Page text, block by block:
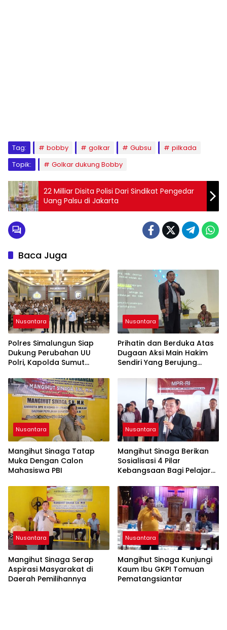
Tag: bobby golkar Gubsu
pilkada
Topik:
Golkar dukung Bobby
22 Milliar Disita Polisi Dari Sindikat Pengedar
Uang Palsu di Jakarta
Baca Juga
Nusantara
Polres Simalungun Siap
Dukung Perubahan UU
Polri, Kapolda Sumut
Penguatan
Profesionalisme dan
Akuntabilitas Personel
Nusantara
Prihatin dan Berduka Atas
Dugaan Aksi Main Hakim
Sendiri Yang Berujung
Nusantara
Mangihut Sinaga Tatap
Muka Dengan Calon
Mahasiswa PBI
Nusantara
Mangihut Sinaga Berikan
Sosialisasi 4 Pilar
Kebangsaan Bagi Pelajar
Nusantara
Mangihut Sinaga Serap
Aspirasi Masyarakat di
Daerah Pemilihannya
Nusantara
Mangihut Sinaga Kunjungi
Kaum Ibu GKPI Tomuan
Pematangsiantar